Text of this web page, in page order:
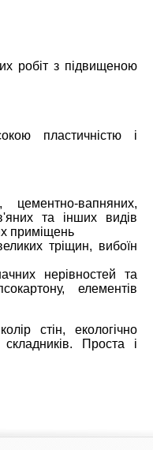
робіт з підвищеною
пластичністю і
вапняних,
та інших видів
приміщень
тріщин, вибоїн
нерівностей та
елементів
стін, екологічно
Проста і